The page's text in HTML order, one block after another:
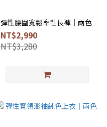
彈性腰圍寬鬆率性長褲｜兩色
NT$2,990
NT$3,280